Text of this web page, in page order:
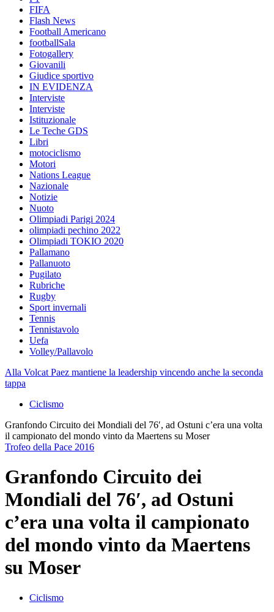
FIFA
Flash News
Football Americano
footballSala
Fotogallery
Giovanili
Giudice sportivo
IN EVIDENZA
Interviste
Interviste
Istituzionale
Le Teche GDS
Libri
motociclismo
Motori
Nations League
Nazionale
Notizie
Nuoto
Olimpiadi Parigi 2024
olimpiadi pechino 2022
Olimpiadi TOKIO 2020
Pallamano
Pallanuoto
Pugilato
Rubriche
Rugby
Sport invernali
Tennis
Tennistavolo
Uefa
Volley/Pallavolo
Alla Volcat Paez mantiene la leadership vincendo anche la seconda
tappa
Ciclismo
Granfondo Circuito dei Mondiali del 76′, ad Ostuni c’era una volta
il campionato del mondo vinto da Maertens su Moser
Trofeo della Pace 2016
Granfondo Circuito dei
Mondiali del 76′, ad Ostuni
c’era una volta il campionato
del mondo vinto da Maertens
su Moser
Ciclismo